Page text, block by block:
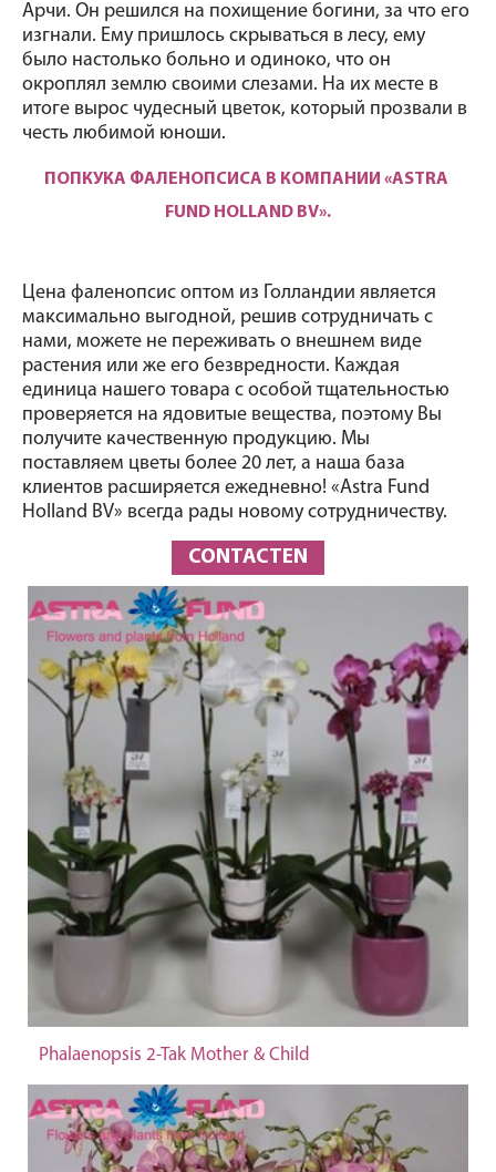
Арчи. Он решился на похищение богини, за что его
изгнали. Ему пришлось скрываться в лесу, ему
было настолько больно и одиноко, что он
окроплял землю своими слезами. На их месте в
итоге вырос чудесный цветок, который прозвали в
честь любимой юноши.
ПОПКУКА ФАЛЕНОПСИСА В КОМПАНИИ «ASTRA
FUND HOLLAND BV».
Цена фаленопсис оптом из Голландии является
максимально выгодной, решив сотрудничать с
нами, можете не переживать о внешнем виде
растения или же его безвредности. Каждая
единица нашего товара с особой тщательностью
проверяется на ядовитые вещества, поэтому Вы
получите качественную продукцию. Мы
поставляем цветы более 20 лет, а наша база
клиентов расширяется ежедневно! «Astra Fund
Holland BV» всегда рады новому сотрудничеству.
CONTACTEN
Phalaenopsis 2-Tak Mother & Child